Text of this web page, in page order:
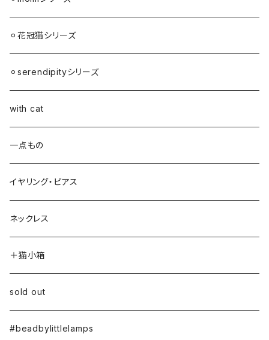
⚪︎花冠猫シリーズ
⚪︎serendipityシリーズ
with cat
一点もの
イヤリング・ピアス
ネックレス
＋猫小箱
sold out
#beadbylittlelamps